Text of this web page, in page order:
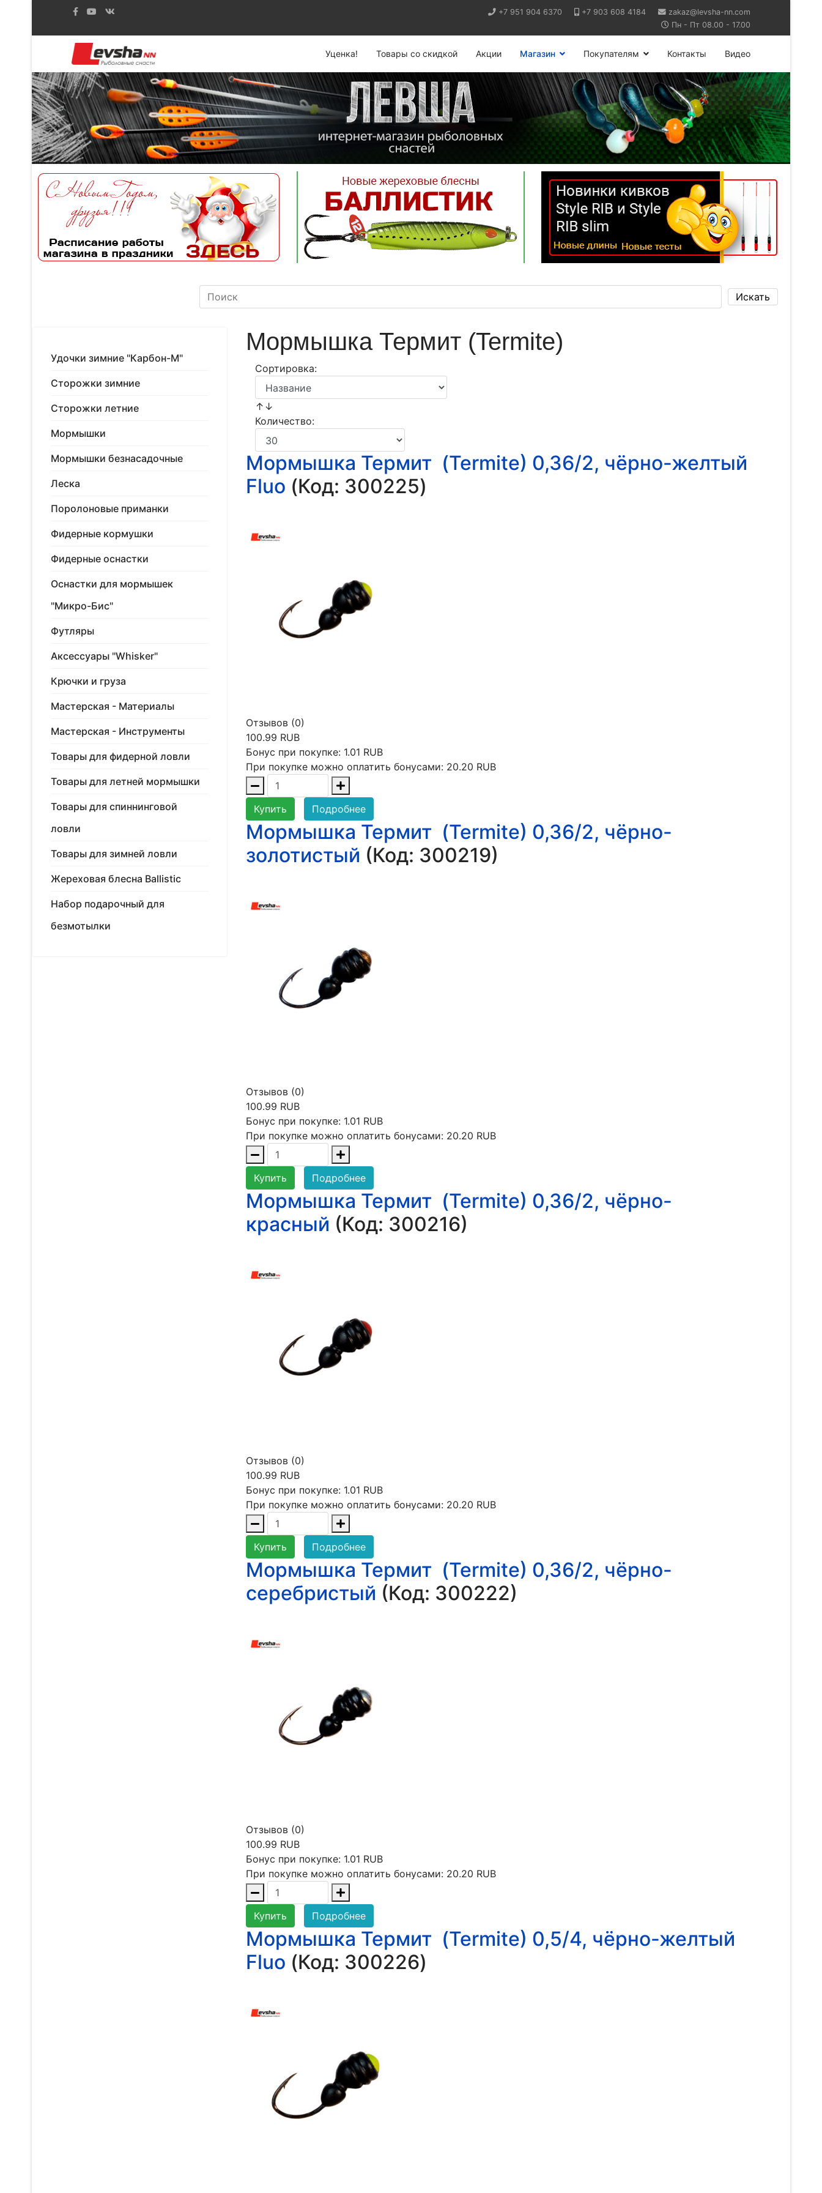
+7 951 904 6370 +7 903 608 4184
zakaz@levsha-nn.com
Пн - Пт 08.00 - 17.00
Уценка! Товары со скидкой Акции Магазин Покупателям Контакты Видео
Удочки зимние "Карбон-М"
Сторожки зимние
Сторожки летние
Мормышки
Мормышки безнасадочные
Леска
Поролоновые приманки
Фидерные кормушки
Фидерные оснастки
Оснастки для мормышек
"Микро-Бис"
Футляры
Аксессуары "Whisker"
Крючки и груза
Мастерская - Материалы
Мастерская - Инструменты
Товары для фидерной ловли
Товары для летней мормышки
Товары для спиннинговой
ловли
Товары для зимней ловли
Жереховая блесна Ballistic
Набор подарочный для
безмотылки
Мормышка Термит (Termite)
Сортировка:
↑↓
Количество:
Мормышка Термит (Termite) 0,36/2, чёрно-желтый
Fluo (Код: 300225)
Отзывов (0)
100.99 RUB
Бонус при покупке: 1.01 RUB
При покупке можно оплатить бонусами: 20.20 RUB
Купить Подробнее
Мормышка Термит (Termite) 0,36/2, чёрно-
золотистый (Код: 300219)
Отзывов (0)
100.99 RUB
Бонус при покупке: 1.01 RUB
При покупке можно оплатить бонусами: 20.20 RUB
Купить Подробнее
Мормышка Термит (Termite) 0,36/2, чёрно-
красный (Код: 300216)
Отзывов (0)
100.99 RUB
Бонус при покупке: 1.01 RUB
При покупке можно оплатить бонусами: 20.20 RUB
Купить Подробнее
Мормышка Термит (Termite) 0,36/2, чёрно-
серебристый (Код: 300222)
Отзывов (0)
100.99 RUB
Бонус при покупке: 1.01 RUB
При покупке можно оплатить бонусами: 20.20 RUB
Купить Подробнее
Мормышка Термит (Termite) 0,5/4, чёрно-желтый
Fluo (Код: 300226)